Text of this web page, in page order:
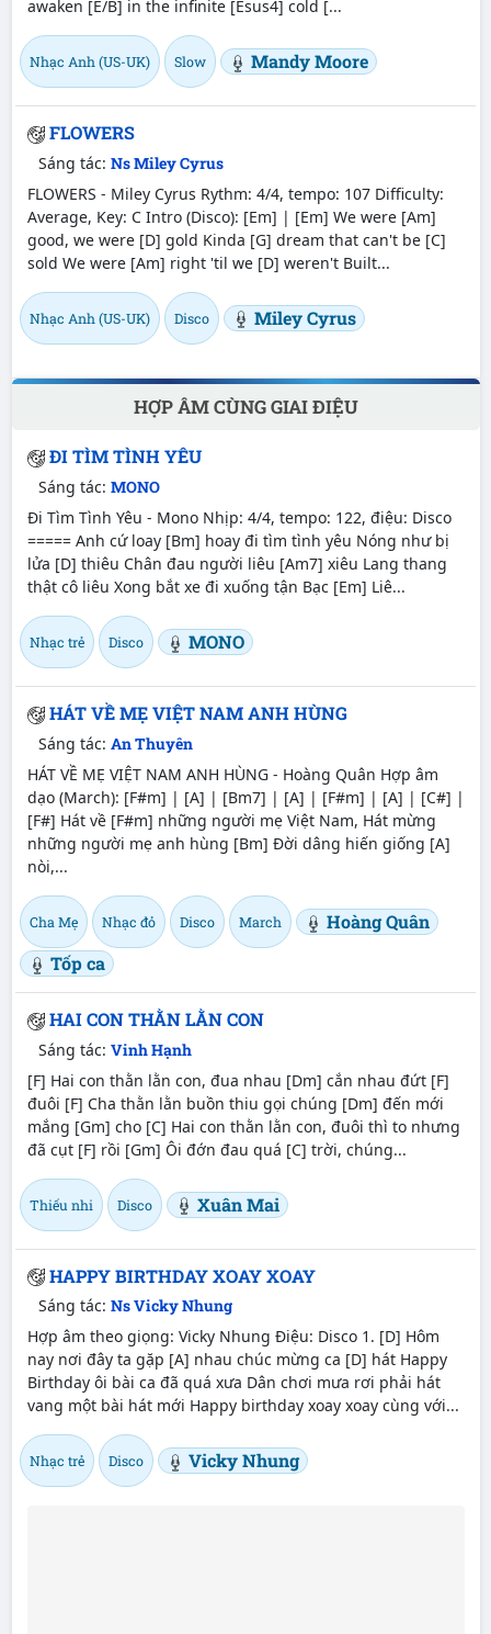
awaken [E/B] in the infinite [Esus4] cold [...
Nhạc Anh (US-UK) Slow Mandy Moore
FLOWERS
Sáng tác: Ns Miley Cyrus
FLOWERS - Miley Cyrus Rythm: 4/4, tempo: 107 Difficulty:
Average, Key: C Intro (Disco): [Em] | [Em] We were [Am]
good, we were [D] gold Kinda [G] dream that can't be [C]
sold We were [Am] right 'til we [D] weren't Built...
Nhạc Anh (US-UK) Disco Miley Cyrus
HỢP ÂM CÙNG GIAI ĐIỆU
ĐI TÌM TÌNH YÊU
Sáng tác: MONO
Đi Tìm Tình Yêu - Mono Nhịp: 4/4, tempo: 122, điệu: Disco
===== Anh cứ loay [Bm] hoay đi tìm tình yêu Nóng như bị
lửa [D] thiêu Chân đau người liêu [Am7] xiêu Lang thang
thật cô liêu Xong bắt xe đi xuống tận Bạc [Em] Liê...
Nhạc trẻ Disco MONO
HÁT VỀ MẸ VIỆT NAM ANH HÙNG
Sáng tác: An Thuyên
HÁT VỀ MẸ VIỆT NAM ANH HÙNG - Hoàng Quân Hợp âm
dạo (March): [F#m] | [A] | [Bm7] | [A] | [F#m] | [A] | [C#] |
[F#] Hát về [F#m] những người mẹ Việt Nam, Hát mừng
những người mẹ anh hùng [Bm] Đời dâng hiến giống [A]
nòi,...
Cha Mẹ Nhạc đỏ Disco March
Hoàng Quân
Tốp ca
HAI CON THẰN LẰN CON
Sáng tác: Vinh Hạnh
[F] Hai con thằn lằn con, đua nhau [Dm] cắn nhau đứt [F]
đuôi [F] Cha thằn lằn buồn thiu gọi chúng [Dm] đến mới
mắng [Gm] cho [C] Hai con thằn lằn con, đuôi thì to nhưng
đã cụt [F] rồi [Gm] Ôi đớn đau quá [C] trời, chúng...
Thiếu nhi Disco Xuân Mai
HAPPY BIRTHDAY XOAY XOAY
Sáng tác: Ns Vicky Nhung
Hợp âm theo giọng: Vicky Nhung Điệu: Disco 1. [D] Hôm
nay nơi đây ta gặp [A] nhau chúc mừng ca [D] hát Happy
Birthday ôi bài ca đã quá xưa Dân chơi mưa rơi phải hát
vang một bài hát mới Happy birthday xoay xoay cùng với...
Nhạc trẻ Disco Vicky Nhung